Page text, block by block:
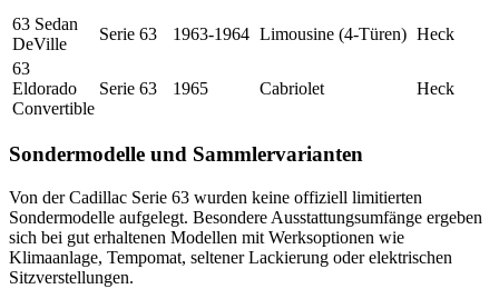
63 Sedan
DeVille
Serie 63 1963-1964 Limousine (4-Türen) Heck
63
Eldorado
Convertible
Serie 63 1965 Cabriolet Heck
Sondermodelle und Sammlervarianten
Von der Cadillac Serie 63 wurden keine offiziell limitierten
Sondermodelle aufgelegt. Besondere Ausstattungsumfänge ergeben
sich bei gut erhaltenen Modellen mit Werksoptionen wie
Klimaanlage, Tempomat, seltener Lackierung oder elektrischen
Sitzverstellungen.